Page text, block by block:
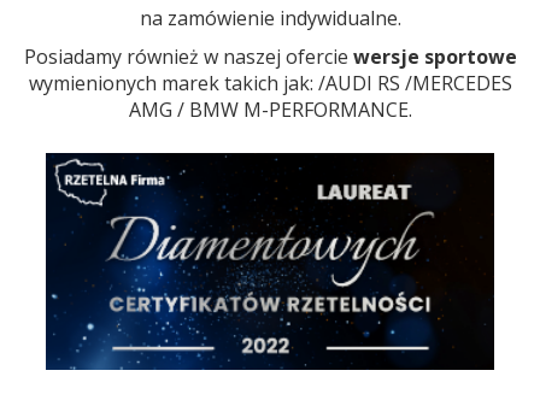
na zamówienie indywidualne.
Posiadamy również w naszej ofercie wersje sportowe
wymienionych marek takich jak: /AUDI RS /MERCEDES
AMG / BMW M-PERFORMANCE.